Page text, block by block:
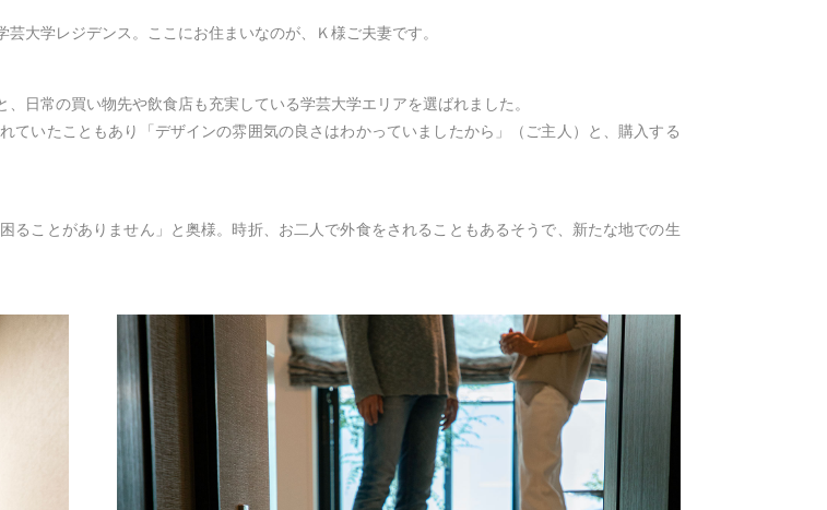
大学レジデンス。ここにお住まいなのが、Ｋ様ご夫妻です。
日常の買い物先や飲食店も充実している学芸大学エリアを選ばれました。
ていたこともあり「デザインの雰囲気の良さはわかっていましたから」（ご主人）と、購入する
ることがありません」と奥様。時折、お二人で外食をされることもあるそうで、新たな地での生